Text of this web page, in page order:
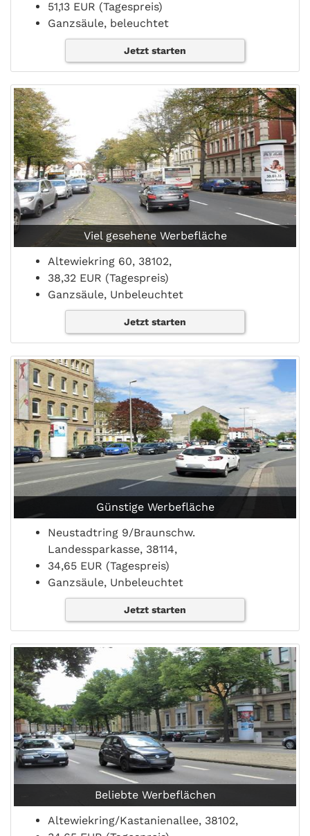
51,13 EUR (Tagespreis)
Ganzsäule, beleuchtet
Jetzt starten
Viel gesehene Werbefläche
Altewiekring 60, 38102,
38,32 EUR (Tagespreis)
Ganzsäule, Unbeleuchtet
Jetzt starten
Günstige Werbefläche
Neustadtring 9/Braunschw.
Landessparkasse, 38114,
34,65 EUR (Tagespreis)
Ganzsäule, Unbeleuchtet
Jetzt starten
Beliebte Werbeflächen
Altewiekring/Kastanienallee, 38102,